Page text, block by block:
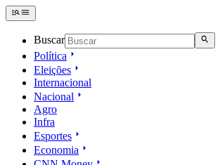
Buscar
Política
Eleições
Internacional
Nacional
Agro
Infra
Esportes
Economia